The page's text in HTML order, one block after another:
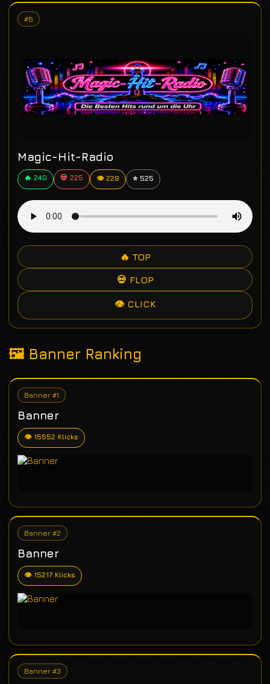
#6
Magic-Hit-Radio
🔥 240 💀 225 👁 228 ⭐ 525
🔥 TOP
💀 FLOP
👁 CLICK
🖼 Banner Ranking
Banner #1
Banner
👁 15552 Klicks
Banner #2
Banner
👁 15217 Klicks
Banner #3